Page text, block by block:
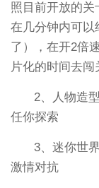
照目前开放的
在几分钟内可以
了），在开2倍
片化的时间去
2、人物造
任你探索
3、迷你世
激情对抗